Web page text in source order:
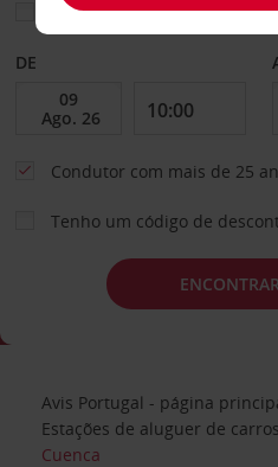
Escolher uma estação de
DE
Condutor com mais de 25
Tenho um código de
Avis Portugal - página
Estações de aluguer de carros
Cuenca